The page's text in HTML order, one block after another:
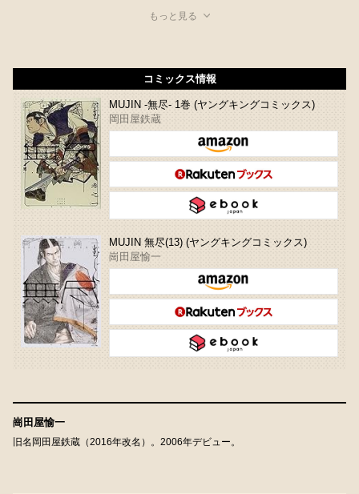
もっと見る
コミックス情報
MUJIN -無尽- 1巻 (ヤングキングコミックス)
岡田屋鉄蔵
MUJIN 無尽(13) (ヤングキングコミックス)
崗田屋愉一
崗田屋愉一
旧名岡田屋鉄蔵（2016年改名）。2006年デビュー。